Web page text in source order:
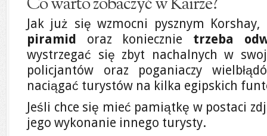
Jak już się wzmocni pysznym
piramid oraz koniecznie trzeba
wystrzegać się zbyt nachalnych w
policjantów oraz poganiaczy
naciągać turystów na kilka egipskich
Jeśli chce się mieć pamiątkę w postaci
jego wykonanie innego turysty.